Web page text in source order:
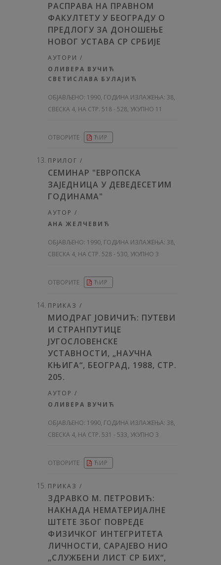
РАСПРАВА НА ПРАВНОМ
ФАКУЛТЕТУ У БЕОГРАДУ О
ПРЕДЛОГУ ЗА ДОНОШЕЊЕ
НОВОГ УСТАВА СР СРБИЈЕ
АУТОРИ /
ОЛИВЕРА ВУЧИЋ
СВЕТИСЛАВА БУЛАЈИЋ
ОБЈАВЉЕНО: 1990, ГОДИНА ИЗЛАЖЕЊА: 38,
СВЕСКА 4, НА СТР. 518 - 528, УКУПНО 11
ОТВОРИТЕ ЋИР
ПРИЛОГ /
СЕМИНАР "ЕВРОПСКА
ЗАЈЕДНИЦА У ДЕВЕДЕСЕТИМ
ГОДИНАМА"
АУТОР /
АНА ЖЕЛЧЕВИЋ
ОБЈАВЉЕНО: 1990, ГОДИНА ИЗЛАЖЕЊА: 38,
СВЕСКА 4, НА СТР. 528 - 530, УКУПНО 3
ОТВОРИТЕ ЋИР
ПРИКАЗ /
МИОДРАГ ЈОВИЧИЋ: ПУТЕВИ
И СТРАНПУТИЦЕ
ЈУГОСЛОВЕНСКЕ
УСТАВНОСТИ, „НАУЧНА
КЊИГА“, БЕОГРАД, 1988, СТР.
205.
АУТОР /
ОЛИВЕРА ВУЧИЋ
ОБЈАВЉЕНО: 1990, ГОДИНА ИЗЛАЖЕЊА: 38,
СВЕСКА 4, НА СТР. 531 - 533, УКУПНО 3
ОТВОРИТЕ ЋИР
ПРИКАЗ /
ЗДРАВКО М. ПЕТРОВИЋ:
НАКНАДА НЕМАТЕРИЈАЛНЕ
ШТЕТЕ ЗБОГ ПОВРЕДЕ
ФИЗИЧКОГ ИНТЕГРИТЕТА
ЛИЧНОСТИ, САРАЈЕВО НИО
„СЛУЖБЕНИ ЛИСТ СР БИХ“,